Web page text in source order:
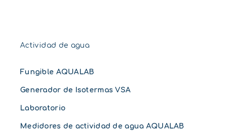
Actividad de agua
Fungible AQUALAB
Generador de Isotermas VSA
Laboratorio
Medidores de actividad de agua AQUALAB